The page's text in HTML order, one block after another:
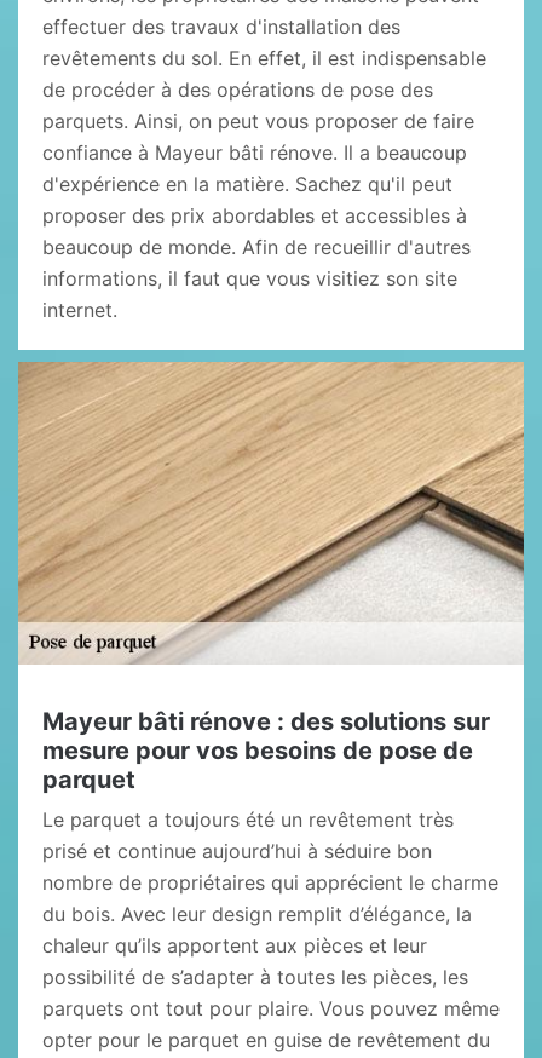
effectuer des travaux d'installation des
revêtements du sol. En effet, il est indispensable
de procéder à des opérations de pose des
parquets. Ainsi, on peut vous proposer de faire
confiance à Mayeur bâti rénove. Il a beaucoup
d'expérience en la matière. Sachez qu'il peut
proposer des prix abordables et accessibles à
beaucoup de monde. Afin de recueillir d'autres
informations, il faut que vous visitiez son site
internet.
Mayeur bâti rénove : des solutions sur
mesure pour vos besoins de pose de
parquet
Le parquet a toujours été un revêtement très
prisé et continue aujourd’hui à séduire bon
nombre de propriétaires qui apprécient le charme
du bois. Avec leur design remplit d’élégance, la
chaleur qu’ils apportent aux pièces et leur
possibilité de s’adapter à toutes les pièces, les
parquets ont tout pour plaire. Vous pouvez même
opter pour le parquet en guise de revêtement du